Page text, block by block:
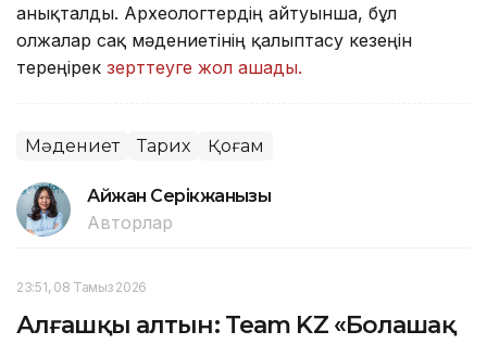
анықталды. Археологтердің айтуынша, бұл
олжалар сақ мәдениетінің қалыптасу кезеңін
тереңірек зерттеуге жол ашады.
Мәдениет Тарих Қоғам
Айжан Серікжанқызы
Авторлар
23:51, 08 Тамыз 2026
Алғашқы алтын: Team KZ «Болашақ